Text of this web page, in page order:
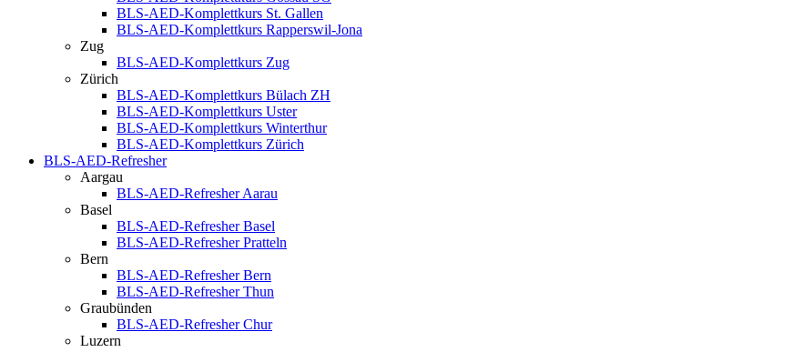
BLS-AED-Komplettkurs St. Gallen
BLS-AED-Komplettkurs Rapperswil-Jona
Zug
BLS-AED-Komplettkurs Zug
Zürich
BLS-AED-Komplettkurs Bülach ZH
BLS-AED-Komplettkurs Uster
BLS-AED-Komplettkurs Winterthur
BLS-AED-Komplettkurs Zürich
BLS-AED-Refresher
Aargau
BLS-AED-Refresher Aarau
Basel
BLS-AED-Refresher Basel
BLS-AED-Refresher Pratteln
Bern
BLS-AED-Refresher Bern
BLS-AED-Refresher Thun
Graubünden
BLS-AED-Refresher Chur
Luzern